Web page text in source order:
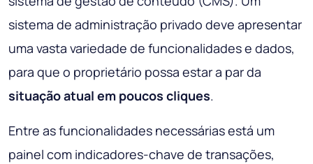
sistema de administração privado deve apresentar
uma vasta variedade de funcionalidades e dados,
para que o proprietário possa estar a par da
situação atual em poucos cliques.
Entre as funcionalidades necessárias está um
painel com indicadores-chave de transações,